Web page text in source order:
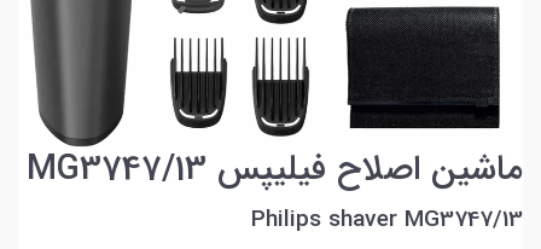
ماشین اصلاح فیلیپس MG3747/13
Philips shaver MG3747/13